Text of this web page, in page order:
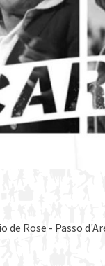
Rose - Passo